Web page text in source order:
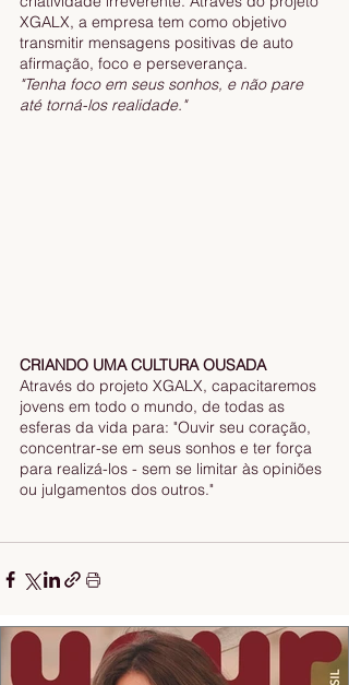
XGALX, a empresa tem como objetivo
transmitir mensagens positivas de auto
afirmação, foco e perseverança.
"Tenha foco em seus sonhos, e não pare
até torná-los realidade."
CRIANDO UMA CULTURA OUSADA
Através do projeto XGALX, capacitaremos
jovens em todo o mundo, de todas as
esferas da vida para: "Ouvir seu coração,
concentrar-se em seus sonhos e ter força
para realizá-los - sem se limitar às opiniões
ou julgamentos dos outros."